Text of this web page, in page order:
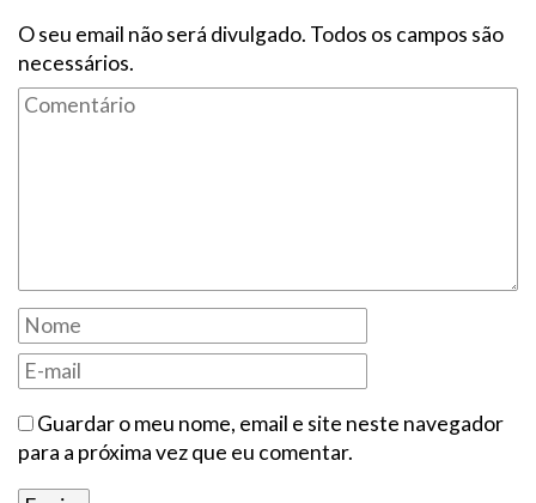
O seu email não será divulgado. Todos os campos são
necessários.
Guardar o meu nome, email e site neste navegador
para a próxima vez que eu comentar.